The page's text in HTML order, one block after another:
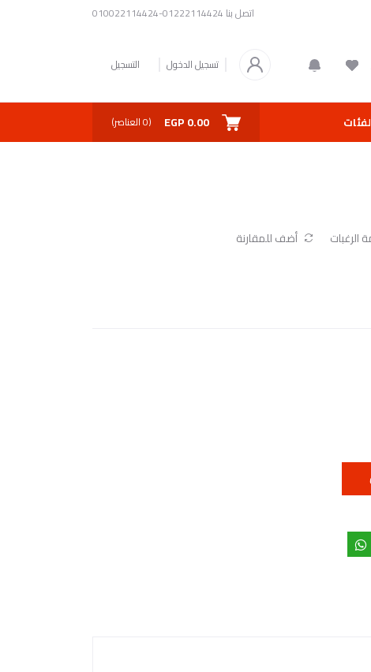
اتصل بنا 01222114424-010022114424
تسجيل الدخول التسجيل
0.00 EGP
(
0العناصر)
الرغبات
أضف للمقارنة